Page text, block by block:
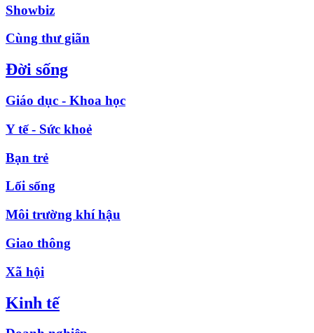
Showbiz
Cùng thư giãn
Đời sống
Giáo dục - Khoa học
Y tế - Sức khoẻ
Bạn trẻ
Lối sống
Môi trường khí hậu
Giao thông
Xã hội
Kinh tế